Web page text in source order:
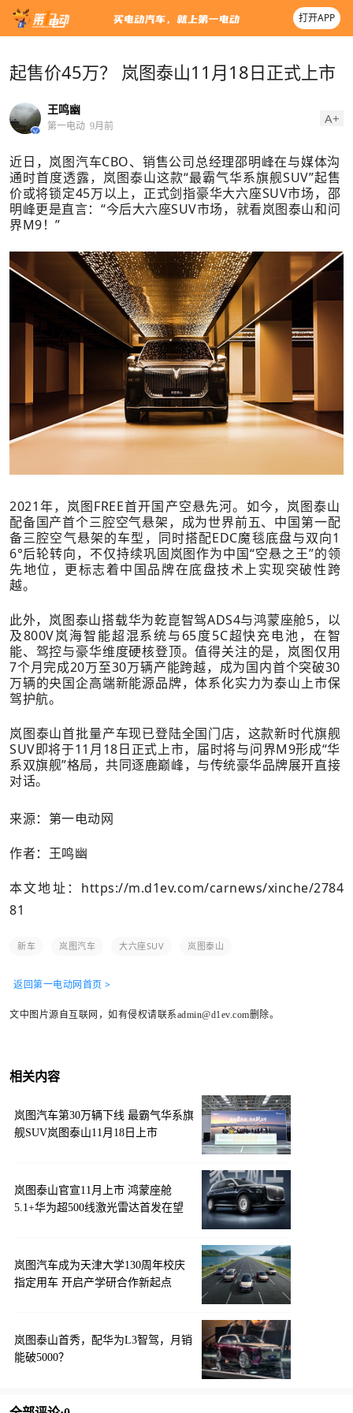
打开APP
起售价45万？ 岚图泰山11月18日正式上市
王鸣幽
第一电动 9月前 A+
近日，岚图汽车CBO、销售公司总经理邵明峰在与媒体沟
通时首度透露，岚图泰山这款“最霸气华系旗舰SUV”起售
价或将锁定45万以上，正式剑指豪华大六座SUV市场，邵
明峰更是直言：“今后大六座SUV市场，就看岚图泰山和问
界M9！”
2021年，岚图FREE首开国产空悬先河。如今，岚图泰山
配备国产首个三腔空气悬架，成为世界前五、中国第一配
备三腔空气悬架的车型，同时搭配EDC魔毯底盘与双向1
6°后轮转向，不仅持续巩固岚图作为中国“空悬之王”的领
先地位，更标志着中国品牌在底盘技术上实现突破性跨
越。
此外，岚图泰山搭载华为乾崑智驾ADS4与鸿蒙座舱5，以
及800V岚海智能超混系统与65度5C超快充电池，在智
能、驾控与豪华维度硬核登顶。值得关注的是，岚图仅用
7个月完成20万至30万辆产能跨越，成为国内首个突破30
万辆的央国企高端新能源品牌，体系化实力为泰山上市保
驾护航。
岚图泰山首批量产车现已登陆全国门店，这款新时代旗舰
SUV即将于11月18日正式上市，届时将与问界M9形成“华
系双旗舰”格局，共同逐鹿巅峰，与传统豪华品牌展开直接
对话。
来源：第一电动网
作者：王鸣幽
本文地址： https://m.d1ev.com/carnews/xinche/2784
81
新车 岚图汽车 大六座SUV 岚图泰山
返回第一电动网首页 >
文中图片源自互联网，如有侵权请联系admin@d1ev.com删除。
相关内容
岚图汽车第30万辆下线 最霸气华系旗
舰SUV岚图泰山11月18日上市
岚图泰山官宣11月上市 鸿蒙座舱
5.1+华为超500线激光雷达首发在望
岚图汽车成为天津大学130周年校庆
指定用车 开启产学研合作新起点
岚图泰山首秀，配华为L3智驾，月销
能破5000？